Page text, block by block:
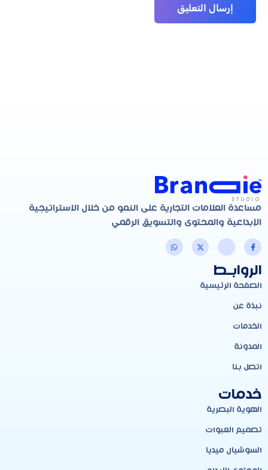
مساعدة العلامات التجارية على النمو من خلال الاستراتيجية
الإبداعية والمحتوى والتسويق الرقمي
الروابـط
الصفحة الرئيسية
نبذة عن
الخدمات
المدونة
اتصل بنا
خدمات
الهوية البصرية
تصميم العبوات
السوشيال ميديا